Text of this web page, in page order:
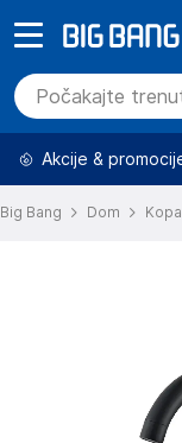
Akcije &
Big Bang Dom